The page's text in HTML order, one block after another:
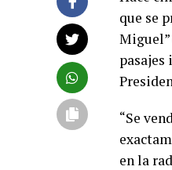
que se
Miguel”
pasajes
“Se
en la